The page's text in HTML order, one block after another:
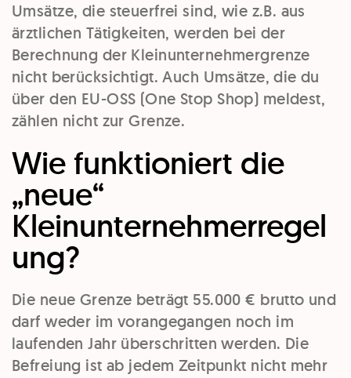
Umsätze, die steuerfrei sind, wie z.B. aus
ärztlichen Tätigkeiten, werden bei der
Berechnung der Kleinunternehmergrenze
nicht berücksichtigt. Auch Umsätze, die du
über den EU-OSS (One Stop Shop) meldest,
zählen nicht zur Grenze.
Wie funktioniert die
„neue“
Kleinunternehmerregel
ung?
Die neue Grenze beträgt 55.000 € brutto und
darf weder im vorangegangen noch im
laufenden Jahr überschritten werden. Die
Befreiung ist ab jedem Zeitpunkt nicht mehr